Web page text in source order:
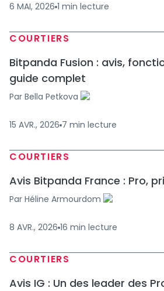
6 MAI, 2026 1 min lecture
COURTIERS
Bitpanda Fusion : avis,
guide complet
Par Bella Petkova
15 AVR., 2026 7 min lecture
COURTIERS
Avis Bitpanda France : Pro,
Par Héline Armourdom
8 AVR., 2026 16 min lecture
COURTIERS
Avis IG : Un des leader des